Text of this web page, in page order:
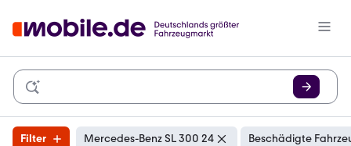
Filter Mercedes-Benz SL 300 24 Beschädigte